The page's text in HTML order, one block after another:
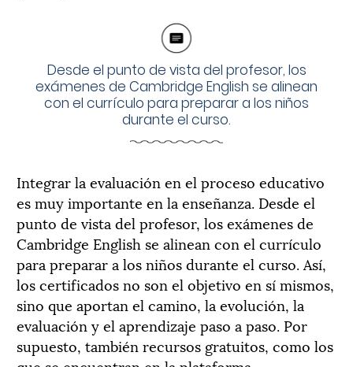
Desde el punto de vista del profesor, los
exámenes de Cambridge English se alinean
con el currículo para preparar a los niños
durante el curso.
Integrar la evaluación en el proceso educativo
es muy importante en la enseñanza. Desde el
punto de vista del profesor, los exámenes de
Cambridge English se alinean con el currículo
para preparar a los niños durante el curso. Así,
los certificados no son el objetivo en sí mismos,
sino que aportan el camino, la evolución, la
evaluación y el aprendizaje paso a paso. Por
supuesto, también recursos gratuitos, como los